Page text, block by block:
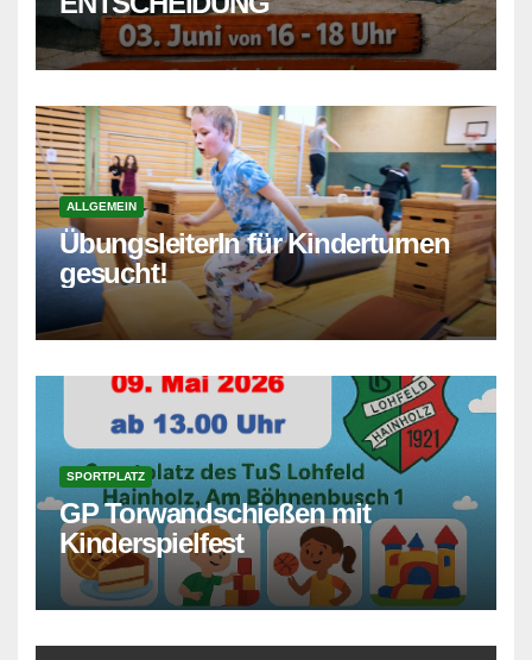
ALLGEMEIN
ÜbungsleiterIn für Kinderturnen
gesucht!
SPORTPLATZ
GP Torwandschießen mit
Kinderspielfest